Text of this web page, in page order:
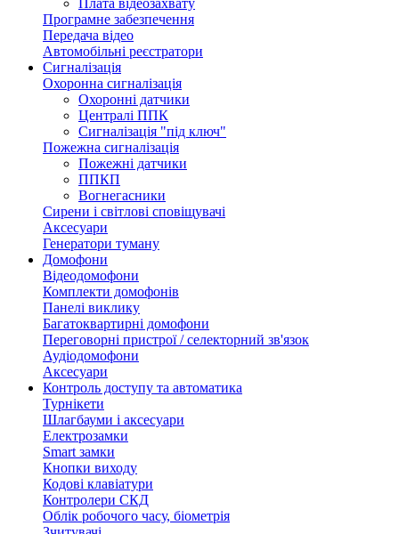
Плата відеозахвату
Програмне забезпечення
Передача відео
Автомобільні реєстратори
Сигналізація
Охоронна сигналізація
Охоронні датчики
Централі ППК
Сигналізація "під ключ"
Пожежна сигналізація
Пожежні датчики
ППКП
Вогнегасники
Сирени і світлові сповіщувачі
Аксесуари
Генератори туману
Домофони
Відеодомофони
Комплекти домофонів
Панелі виклику
Багатоквартирні домофони
Переговорні пристрої / селекторний зв'язок
Аудіодомофони
Аксесуари
Контроль доступу та автоматика
Турнікети
Шлагбауми і аксесуари
Електрозамки
Smart замки
Кнопки виходу
Кодові клавіатури
Контролери СКД
Облік робочого часу, біометрія